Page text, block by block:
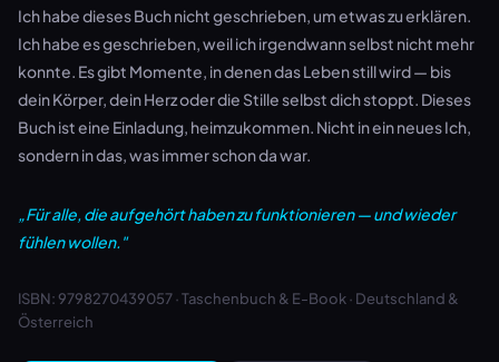
Ich habe dieses Buch nicht geschrieben, um etwas zu erklären.
Ich habe es geschrieben, weil ich irgendwann selbst nicht mehr
konnte. Es gibt Momente, in denen das Leben still wird — bis
dein Körper, dein Herz oder die Stille selbst dich stoppt. Dieses
Buch ist eine Einladung, heimzukommen. Nicht in ein neues Ich,
sondern in das, was immer schon da war.
„Für alle, die aufgehört haben zu funktionieren — und wieder
fühlen wollen."
ISBN: 9798270439057 · Taschenbuch & E-Book · Deutschland &
Österreich